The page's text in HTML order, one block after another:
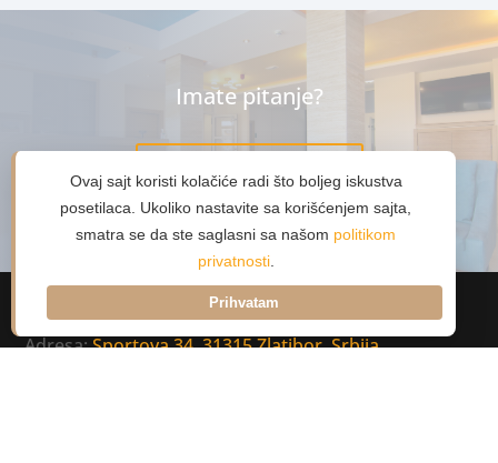
Ovaj sajt koristi kolačiće radi što boljeg iskustva
posetilaca. Ukoliko nastavite sa korišćenjem sajta,
smatra se da ste saglasni sa našom politikom
privatnosti.
Prihvatam
Imate pitanje?
Kontaktirajte nas
Naziv: Hotel Agape
Adresa:Sportova 34, 31315 Zlatibor, Srbija